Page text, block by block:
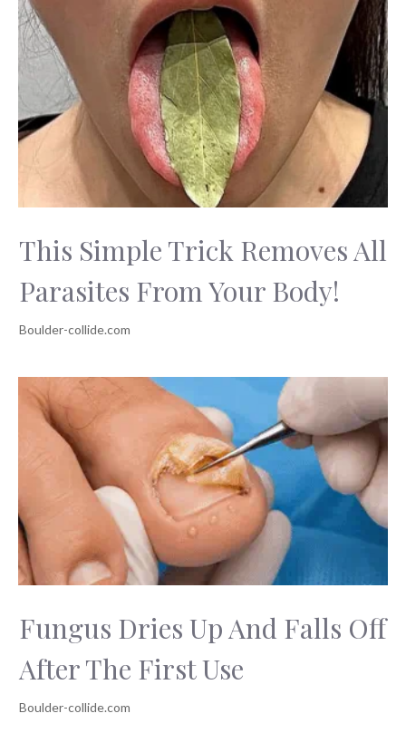
This Simple Trick Removes All
Parasites From Your Body!
Fungus Dries Up And Falls Off
After The First Use